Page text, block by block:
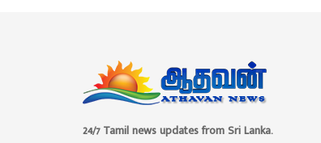
24/7 Tamil news updates from Sri Lanka.